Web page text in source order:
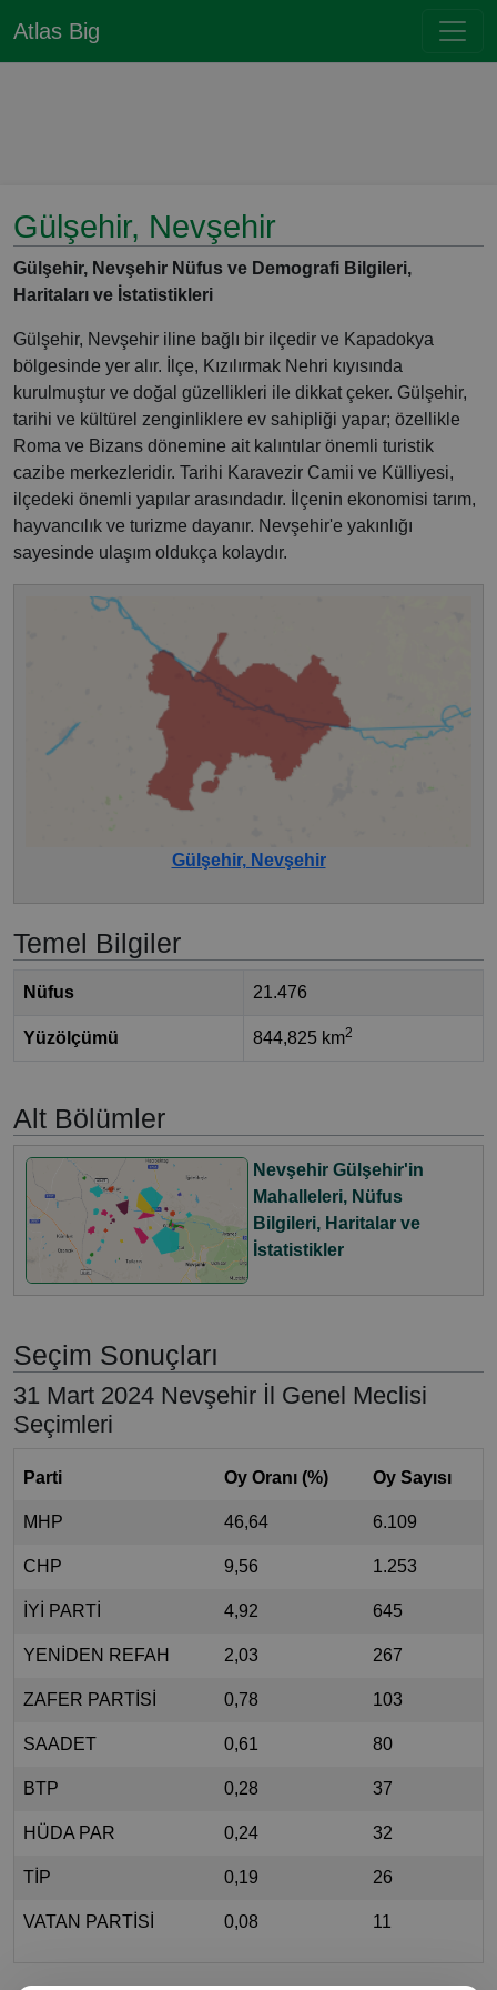
Atlas Big
Gülşehir, Nevşehir
Gülşehir, Nevşehir Nüfus ve Demografi Bilgileri,
Haritaları ve İstatistikleri
Gülşehir, Nevşehir iline bağlı bir ilçedir ve Kapadokya
bölgesinde yer alır. İlçe, Kızılırmak Nehri kıyısında
kurulmuştur ve doğal güzellikleri ile dikkat çeker. Gülşehir,
tarihi ve kültürel zenginliklere ev sahipliği yapar; özellikle
Roma ve Bizans dönemine ait kalıntılar önemli turistik
cazibe merkezleridir. Tarihi Karavezir Camii ve Külliyesi,
ilçedeki önemli yapılar arasındadır. İlçenin ekonomisi tarım,
hayvancılık ve turizme dayanır. Nevşehir'e yakınlığı
sayesinde ulaşım oldukça kolaydır.
Gülşehir, Nevşehir
Temel Bilgiler
Nüfus 21.476
Yüzölçümü 844,825 km2
Alt Bölümler
Nevşehir Gülşehir'in
Mahalleleri, Nüfus
Bilgileri, Haritalar ve
İstatistikler
Seçim Sonuçları
31 Mart 2024 Nevşehir İl Genel Meclisi
Seçimleri
Parti Oy Oranı (%) Oy Sayısı
MHP 46,64 6.109
CHP 9,56 1.253
İYİ PARTİ 4,92 645
YENİDEN REFAH 2,03 267
ZAFER PARTİSİ 0,78 103
SAADET 0,61 80
BTP 0,28 37
HÜDA PAR 0,24 32
TİP 0,19 26
VATAN PARTİSİ 0,08 11